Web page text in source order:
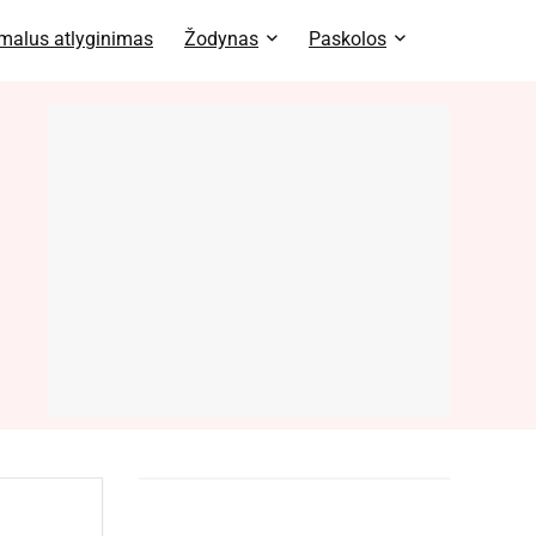
atlyginimas Žodynas Paskolos